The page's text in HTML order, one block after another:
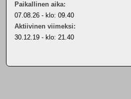
Paikallinen aika:
07.08.26 - klo: 09.40
Aktiivinen viimeksi:
30.12.19 - klo: 21.40